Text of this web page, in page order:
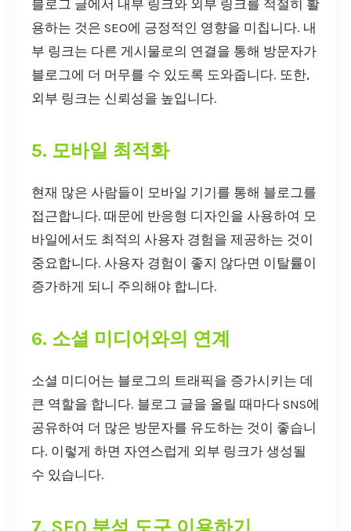
블로그 글에서 내부 링크와 외부 링크를 적절히 활
용하는 것은 SEO에 긍정적인 영향을 미칩니다. 내
부 링크는 다른 게시물로의 연결을 통해 방문자가
블로그에 더 머무를 수 있도록 도와줍니다. 또한,
외부 링크는 신뢰성을 높입니다.
5. 모바일 최적화
현재 많은 사람들이 모바일 기기를 통해 블로그를
접근합니다. 때문에 반응형 디자인을 사용하여 모
바일에서도 최적의 사용자 경험을 제공하는 것이
중요합니다. 사용자 경험이 좋지 않다면 이탈률이
증가하게 되니 주의해야 합니다.
6. 소셜 미디어와의 연계
소셜 미디어는 블로그의 트래픽을 증가시키는 데
큰 역할을 합니다. 블로그 글을 올릴 때마다 SNS에
공유하여 더 많은 방문자를 유도하는 것이 좋습니
다. 이렇게 하면 자연스럽게 외부 링크가 생성될
수 있습니다.